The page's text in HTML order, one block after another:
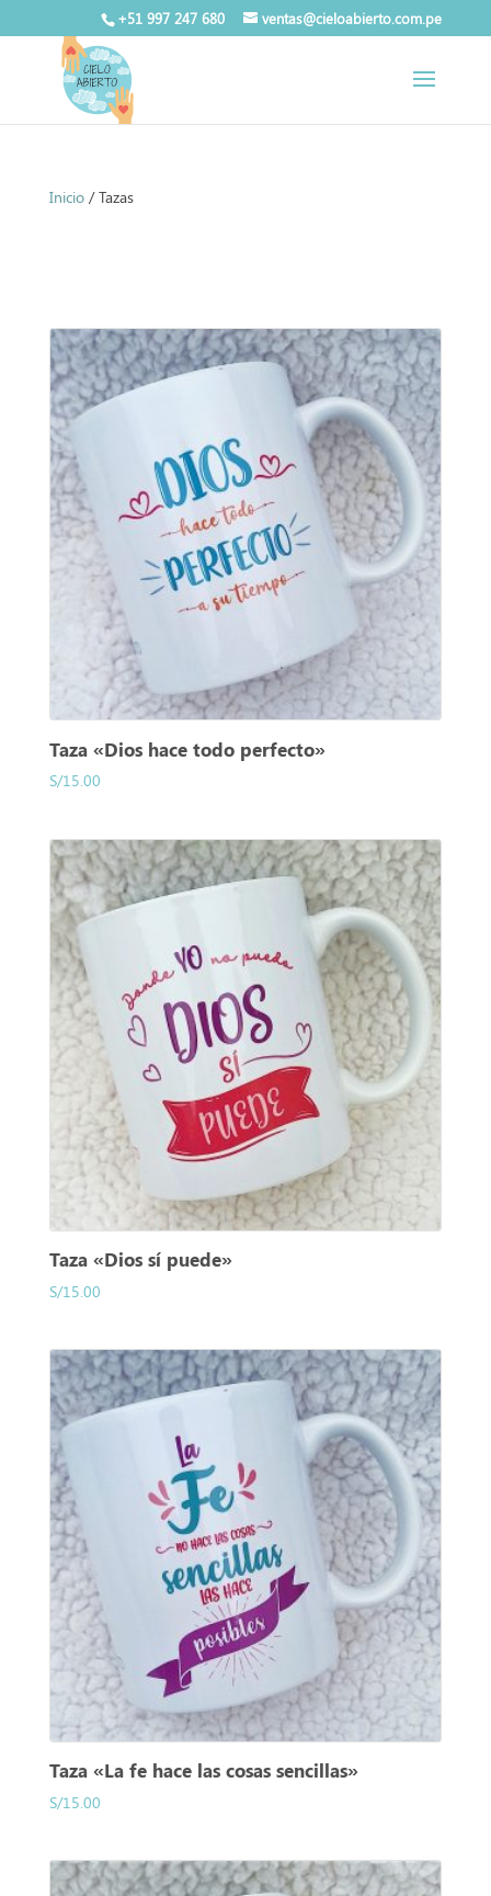
+51 997 247 680 ventas@cieloabierto.com.pe
Inicio/ Tazas
Taza «Dios hace todo perfecto»
S/15.00
Taza «Dios sí puede»
S/15.00
Taza «La fe hace las cosas sencillas»
S/15.00